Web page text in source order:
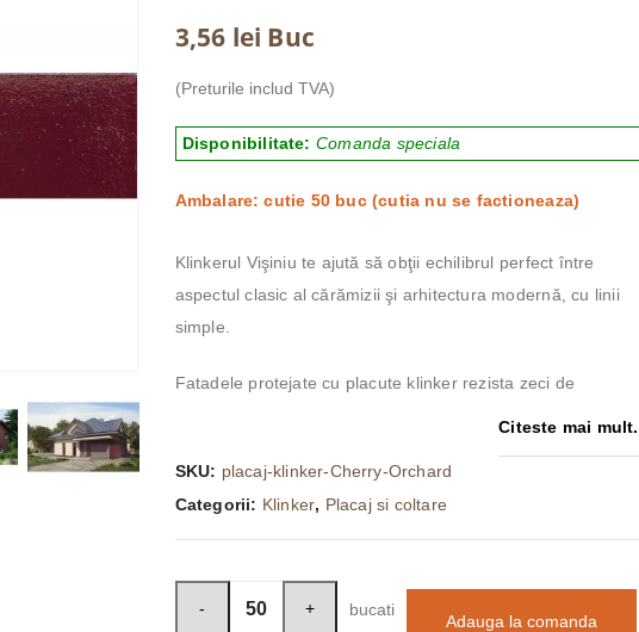
3,56 lei Buc
(Preturile includ TVA)
Disponibilitate: Comanda speciala
Ambalare: cutie 50 buc (cutia nu se factioneaza)
Klinkerul Vişiniu te ajută să obţii echilibrul perfect între
aspectul clasic al cărămizii şi arhitectura modernă, cu linii
simple.
Fatadele protejate cu placute klinker rezista zeci de
Citeste mai
SKU: placaj-klinker-Cherry-Orchard
Categorii: Klinker, Placaj si coltare
bucati
Adauga la comanda